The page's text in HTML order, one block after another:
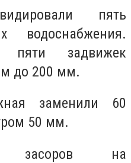
пять
водоснабжения.
пяти задвижек
до 200 мм.
заменили 60
50 мм.
засоров на